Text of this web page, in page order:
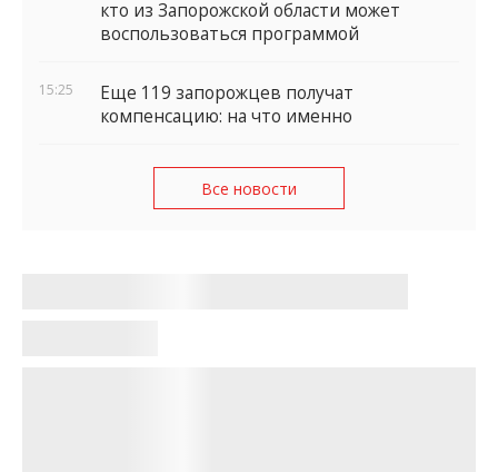
кто из Запорожской области может
воспользоваться программой
15:25
Еще 119 запорожцев получат
компенсацию: на что именно
Все новости